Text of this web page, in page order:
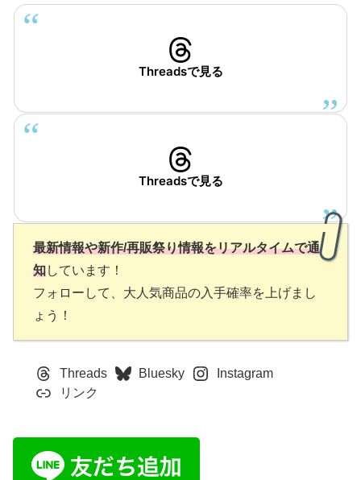
Threadsで見る
Threadsで見る
最新情報や新作/再販祭り情報をリアルタイムで通
知しています！
フォローして、大人気商品の入手確率を上げまし
ょう！
Threads Bluesky
Instagram
リンク